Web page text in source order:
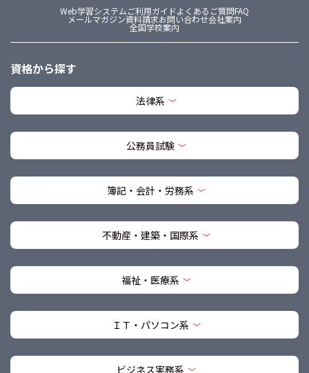
Web学習システムご利用ガイドよくあるご質問FAQ
メールマガジン資料請求お問い合わせ会社案内
全国学校案内
資格から探す
法律系
公務員試験
簿記・会計・労務系
不動産・建築・国際系
福祉・医療系
ＩＴ・パソコン系
ビジネス実務系